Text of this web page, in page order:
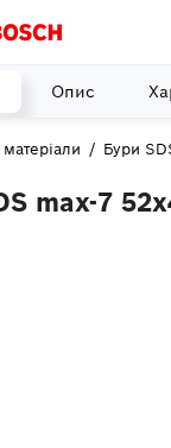
матеріали Бури
max-7
Опис